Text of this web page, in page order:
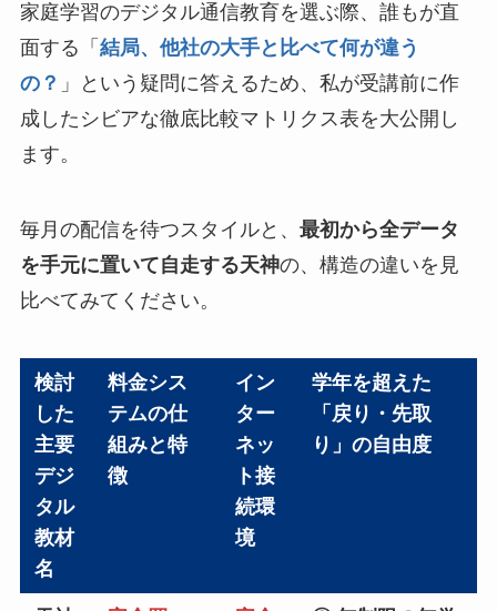
家庭学習のデジタル通信教育を選ぶ際、誰もが直
面する「 結局、他社の大手と比べて何が違う
の？ 」という疑問に答えるため、私が受講前に作
成したシビアな徹底比較マトリクス表を大公開し
ます。
毎月の配信を待つスタイルと、 最初から全データ
を手元に置いて自走する天神の、構造の違いを見
比べてみてください。
検討
した
主要
デジ
タル
教材
名
料金シス
テムの仕
組みと特
徴
イン
ター
ネッ
ト接
続環
境
学年を超えた
「戻り・先取
り」の自由度